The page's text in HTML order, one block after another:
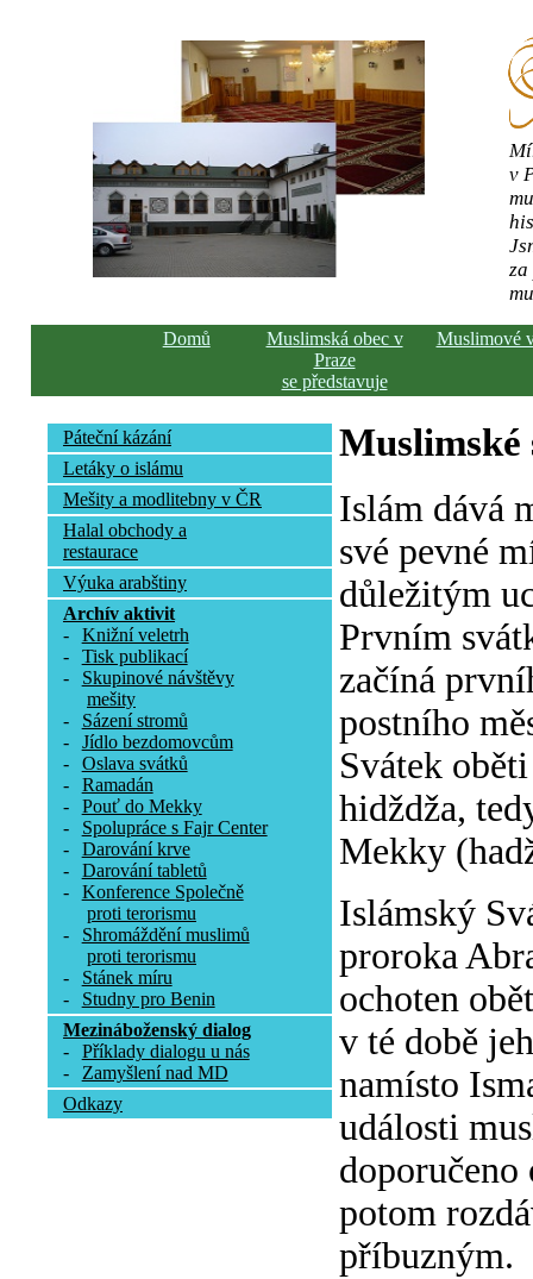
v
Domů
Muslimská obec v
Praze
se představuje
Muslimové
Páteční kázání
Letáky o islámu
Mešity a modlitebny v ČR
Halal obchody a
restaurace
Výuka arabštiny
Archív aktivit
-
Knižní veletrh
-
Tisk publikací
-
Skupinové návštěvy
mešity
-
Sázení stromů
-
Jídlo bezdomovcům
-
Oslava svátků
-
Ramadán
-
Pouť do Mekky
-
Spolupráce s Fajr Center
-
Darování krve
-
Darování tabletů
-
Konference Společně
proti terorismu
-
Shromáždění muslimů
proti terorismu
-
Stánek míru
-
Studny pro Benin
Mezináboženský dialog
-
Příklady dialogu u nás
-
Zamyšlení nad MD
Odkazy
Muslimské
Islám dává
své pevné
důležitým
Prvním
začíná
postního
Svátek
hidždža,
Mekky
Islámský
proroka
ochoten
v té době
namísto
události
doporučeno
potom
příbuzným.